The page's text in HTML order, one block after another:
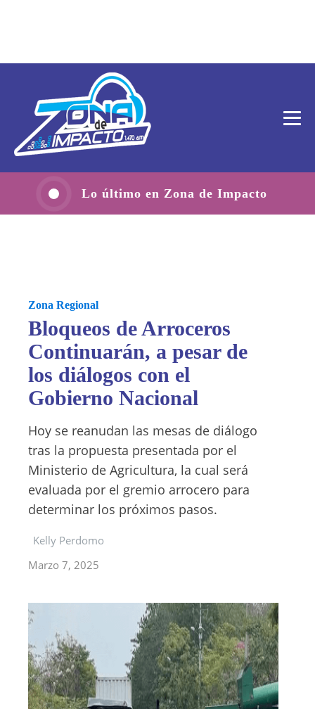
Lo último en Zona de Impacto
Zona Regional
Bloqueos de Arroceros
Continuarán, a pesar de
los diálogos con el
Gobierno Nacional
Hoy se reanudan las mesas de diálogo
tras la propuesta presentada por el
Ministerio de Agricultura, la cual será
evaluada por el gremio arrocero para
determinar los próximos pasos.
Kelly Perdomo
Marzo 7, 2025